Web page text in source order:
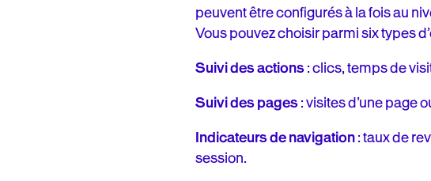
peuvent être configurés à la fois au
Vous pouvez choisir parmi six types
Suivi des actions: clics, temps de
Suivi des pages: visites d’une page
Indicateurs de navigation: taux de
session.